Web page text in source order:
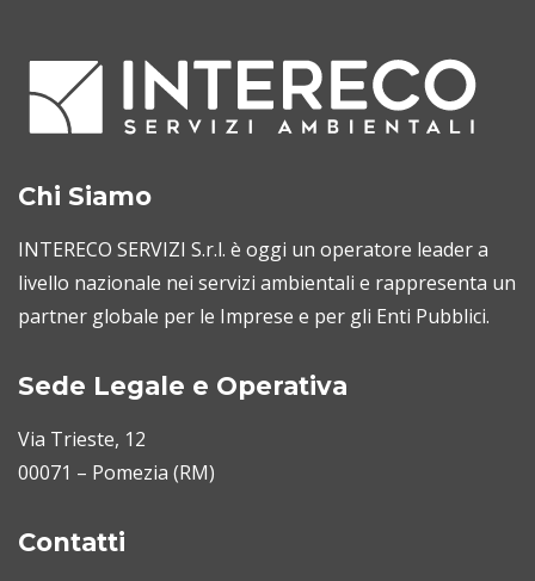
Chi Siamo
INTERECO SERVIZI S.r.l. è oggi un operatore leader a
livello nazionale nei servizi ambientali e rappresenta un
partner globale per le Imprese e per gli Enti Pubblici.
Sede Legale e Operativa
Via Trieste, 12
00071 – Pomezia (RM)
Contatti